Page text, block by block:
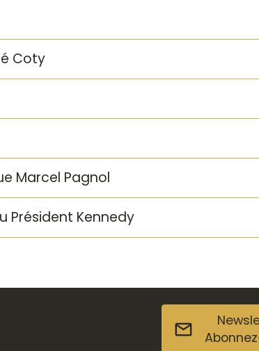
Coty
Marcel Pagnol
Président Kennedy